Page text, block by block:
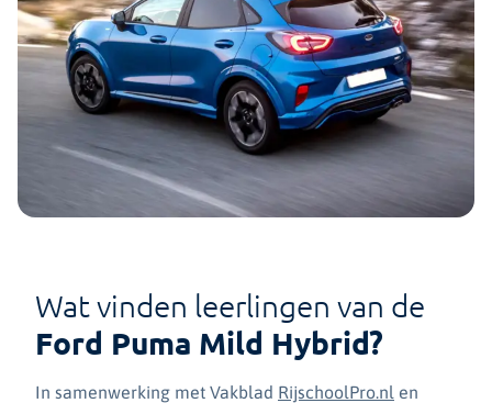
Wat vinden leerlingen van de
Ford Puma Mild Hybrid?
In samenwerking met Vakblad RijschoolPro.nl en